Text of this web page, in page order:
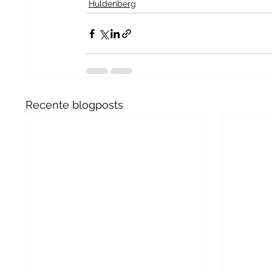
Huldenberg
Recente blogposts